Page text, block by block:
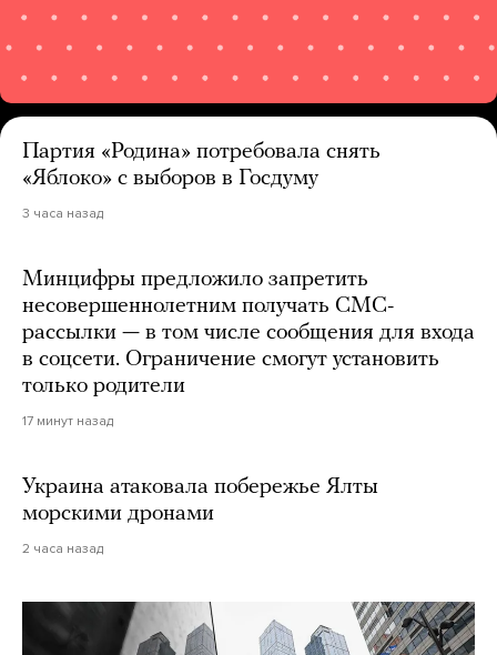
Партия «Родина» потребовала снять
«Яблоко» с выборов в Госдуму
3 часа назад
Минцифры предложило запретить
несовершеннолетним получать СМС-
рассылки — в том числе сообщения для входа
в соцсети. Ограничение смогут установить
только родители
17 минут назад
Украина атаковала побережье Ялты
морскими дронами
2 часа назад